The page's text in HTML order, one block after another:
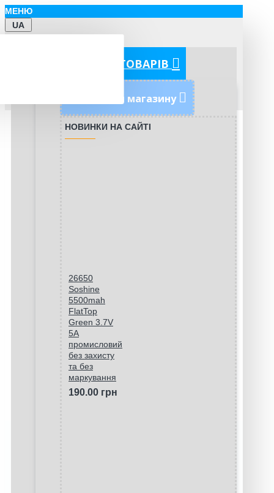
МЕНЮ
UA
КАТЕГОРІЇ ТОВАРІВ
Новинки магазину
НОВИНКИ НА САЙТІ
26650
Soshine
5500mah
FlatTop
Green 3.7V
5A
промисловий
без захисту
та без
маркування
190.00 грн